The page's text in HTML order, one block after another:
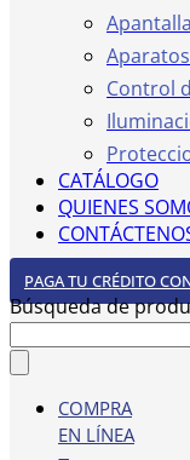
Control
CATÁLOGO
QUIENES
PAGA TU CRÉDITO
Búsqueda de
COMPRA
EN LÍNEA